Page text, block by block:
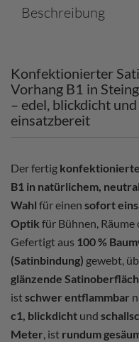
Beschreibung
Konfektionierter
Vorhang B1 in
– edel, blickdicht
einsatzbereit
Der fertig
B1 in natürlichem,
Wahl für einen sofort
Optik für Bühnen,
Gefertigt aus 100 %
(Satinbindung) gewebt,
glänzende
istschwer entflammbar
c1, blickdicht und
Meter, ist rundum